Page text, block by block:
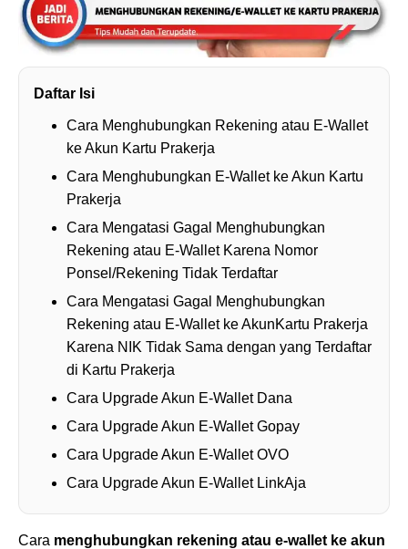
Daftar Isi
Cara Menghubungkan Rekening atau E-Wallet
ke Akun Kartu Prakerja
Cara Menghubungkan E-Wallet ke Akun Kartu
Prakerja
Cara Mengatasi Gagal Menghubungkan
Rekening atau E-Wallet Karena Nomor
Ponsel/Rekening Tidak Terdaftar
Cara Mengatasi Gagal Menghubungkan
Rekening atau E-Wallet ke AkunKartu Prakerja
Karena NIK Tidak Sama dengan yang Terdaftar
di Kartu Prakerja
Cara Upgrade Akun E-Wallet Dana
Cara Upgrade Akun E-Wallet Gopay
Cara Upgrade Akun E-Wallet OVO
Cara Upgrade Akun E-Wallet LinkAja
Cara menghubungkan rekening atau e-wallet ke akun